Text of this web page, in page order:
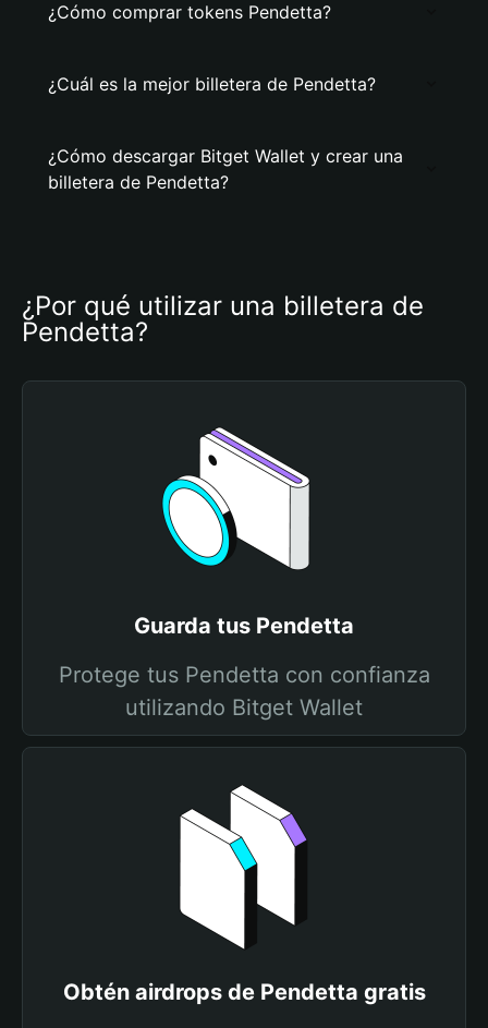
¿Cómo comprar tokens Pendetta?
¿Cuál es la mejor billetera de Pendetta?
¿Cómo descargar Bitget Wallet y crear una
billetera de Pendetta?
¿Por qué utilizar una billetera de
Pendetta?
Guarda tus Pendetta
Protege tus Pendetta con confianza
utilizando Bitget Wallet
Obtén airdrops de Pendetta gratis